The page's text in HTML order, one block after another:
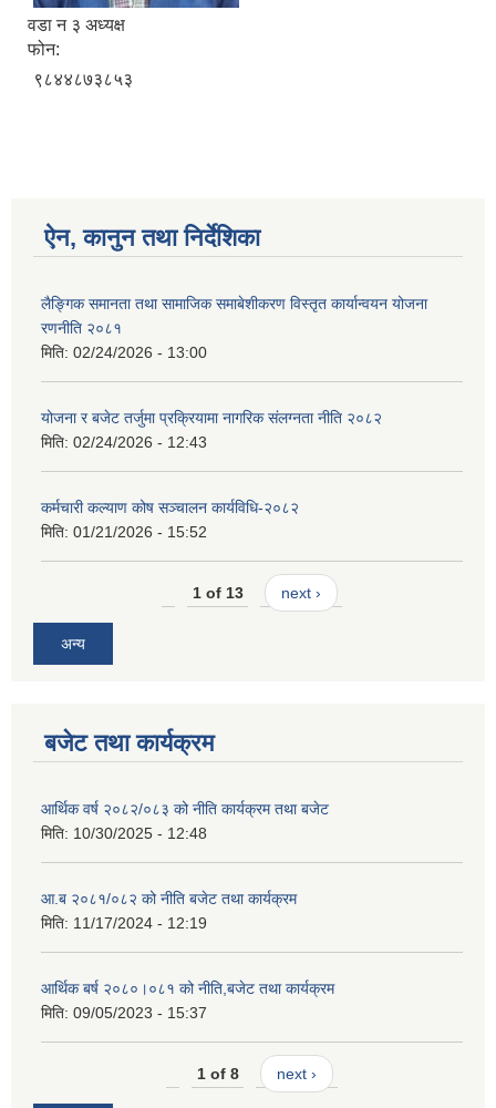
वडा न ३ अध्यक्ष
फोन:
९८४४८७३८५३
ऐन, कानुन तथा निर्देशिका
लैङ्गिक समानता तथा सामाजिक समाबेशीकरण विस्तृत कार्यान्वयन योजना
रणनीति २०८१
मिति: 02/24/2026 - 13:00
योजना र बजेट तर्जुमा प्रक्रियामा नागरिक संलग्नता नीति २०८२
मिति: 02/24/2026 - 12:43
कर्मचारी कल्याण कोष सञ्चालन कार्यविधि-२०८२
मिति: 01/21/2026 - 15:52
1 of 13 next ›
अन्य
बजेट तथा कार्यक्रम
आर्थिक वर्ष २०८२/०८३ को नीति कार्यक्रम तथा बजेट
मिति: 10/30/2025 - 12:48
आ.ब २०८१/०८२ को नीति बजेट तथा कार्यक्रम
मिति: 11/17/2024 - 12:19
आर्थिक बर्ष २०८०।०८१ को नीति,बजेट तथा कार्यक्रम
मिति: 09/05/2023 - 15:37
1 of 8 next ›